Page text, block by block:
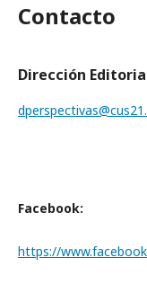
Contacto
Dirección
Facebook:
https://